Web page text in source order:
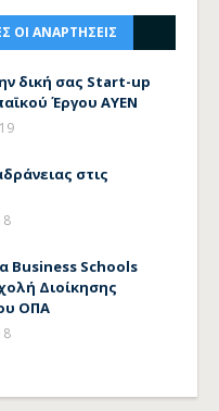
ΟΙ ΑΝΑΡΤΗΣΕΙΣ
δική σας Start-up
Έργου AYEN
στις
Business Schools
Διοίκησης
ΟΠΑ